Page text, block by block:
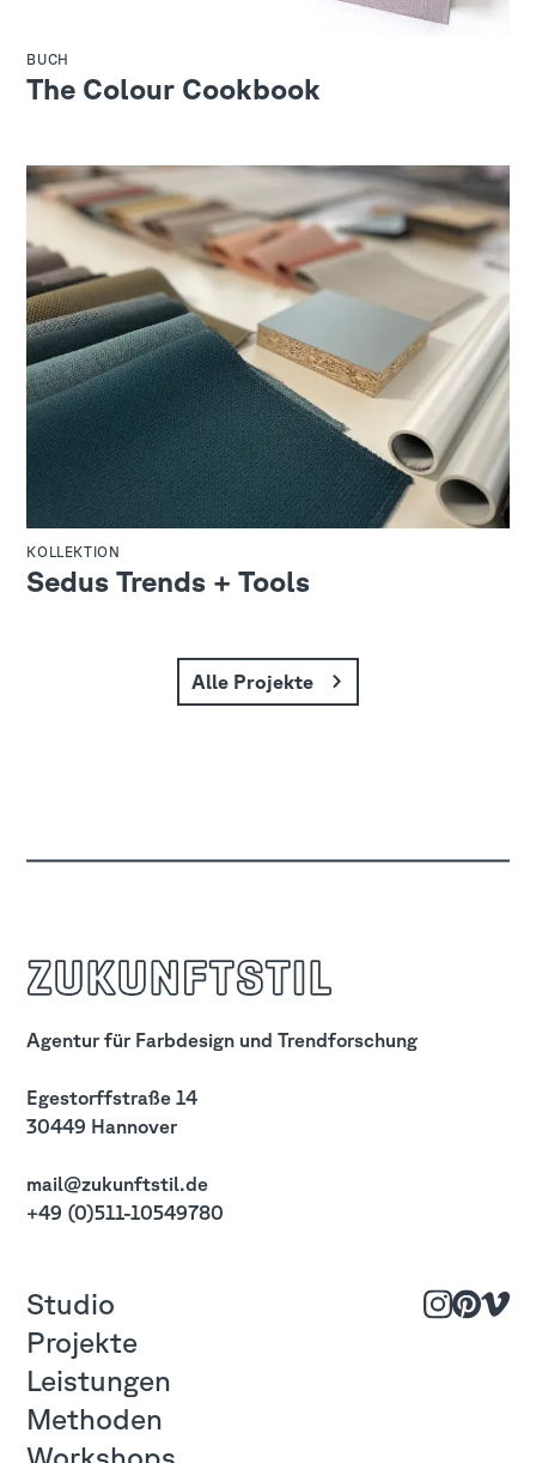
BUCH
The Colour Cookbook
KOLLEKTION
Sedus Trends + Tools
Alle Projekte
zukunftStil
Agentur für Farbdesign und Trendforschung
Egestorffstraße 14
30449 Hannover
mail@zukunftstil.de
+49 (0)511-10549780
Studio
Projekte
Leistungen
Methoden